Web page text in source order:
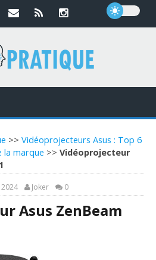
>> Vidéoprojecteurs Asus : Top 6
la marque >> Vidéoprojecteur
Joker 0
Asus ZenBeam